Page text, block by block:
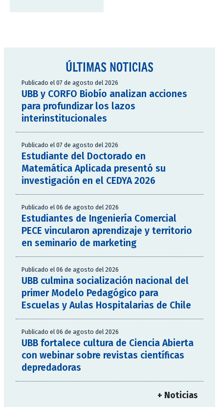
ÚLTIMAS NOTICIAS
Publicado el 07 de agosto del 2026
UBB y CORFO Biobío analizan acciones
para profundizar los lazos
interinstitucionales
Publicado el 07 de agosto del 2026
Estudiante del Doctorado en
Matemática Aplicada presentó su
investigación en el CEDYA 2026
Publicado el 06 de agosto del 2026
Estudiantes de Ingeniería Comercial
PECE vincularon aprendizaje y territorio
en seminario de marketing
Publicado el 06 de agosto del 2026
UBB culmina socialización nacional del
primer Modelo Pedagógico para
Escuelas y Aulas Hospitalarias de Chile
Publicado el 06 de agosto del 2026
UBB fortalece cultura de Ciencia Abierta
con webinar sobre revistas científicas
depredadoras
+ Noticias